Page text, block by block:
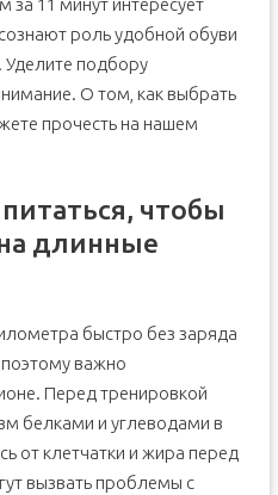
за 11 минут интересует
роль удобной обуви
подбору
О том, как выбрать
прочесть на нашем
чтобы
длинные
быстро без заряда
важно
Перед тренировкой
белками и углеводами в
от клетчатки и жира перед
вызвать проблемы с